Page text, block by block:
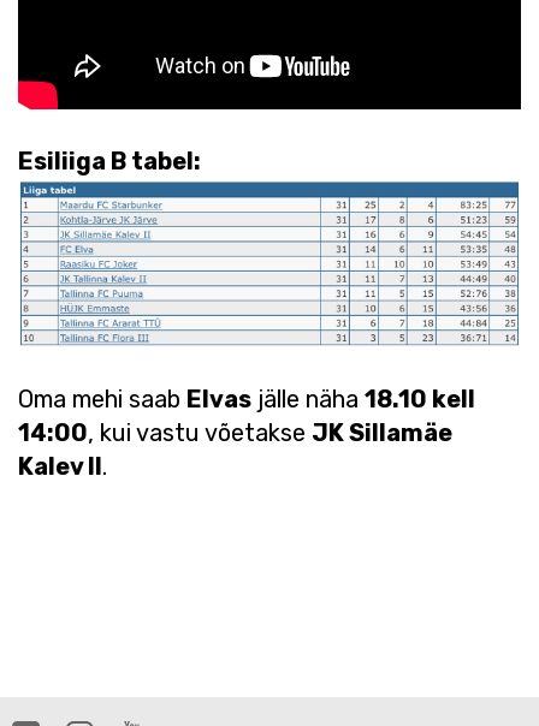
Esiliiga B tabel:
Oma mehi saab Elvas jälle näha 18.10 kell
14:00, kui vastu võetakse JK Sillamäe
Kalev II.